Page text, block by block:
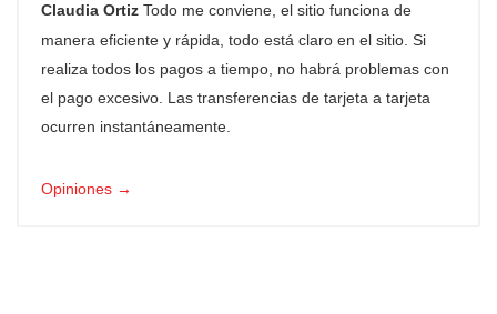
Claudia Ortiz Todo me conviene, el sitio funciona de
manera eficiente y rápida, todo está claro en el sitio. Si
realiza todos los pagos a tiempo, no habrá problemas con
el pago excesivo. Las transferencias de tarjeta a tarjeta
ocurren instantáneamente.
Opiniones →